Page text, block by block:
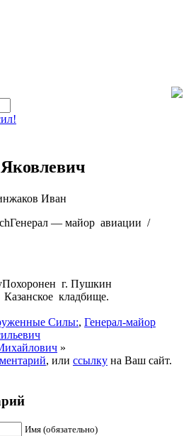
Иван
Генерал — майор авиации /
Похоронен г. Пушкин
кладбище.
Силы:, Генерал-майор
»
, или ссылку на Ваш сайт.
Имя (обязательно)